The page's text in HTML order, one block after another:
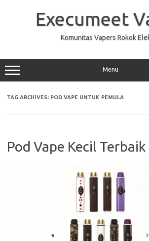
Execumeet
Komunitas Vapers Rokok
Menu
TAG ARCHIVES: POD VAPE UNTUK PEMULA
Pod Vape Kecil Terbaik